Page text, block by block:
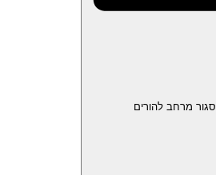
סגור מרחב להורים